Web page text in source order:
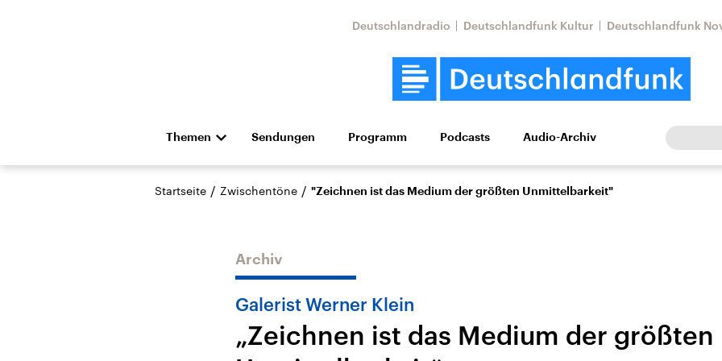
Deutschlandradio Deutschlandfunk Kultur Deutschlandfunk
Themen
Die Nachrichten Politik Wirtschaft Wissen Kultur Europa
Hörspiel und Feature Musik
Aktuelle Beiträge,
Nahostkonflikt
Iran
Faktenchecks
In unseren
Sendungen Programm Podcasts Audio-Archiv
Startseite / Zwischentöne / "Zeichnen ist das Medium der größten Unmittelbarkeit"
Archiv
Galerist Werner Klein
„Zeichnen ist das Medium der größten